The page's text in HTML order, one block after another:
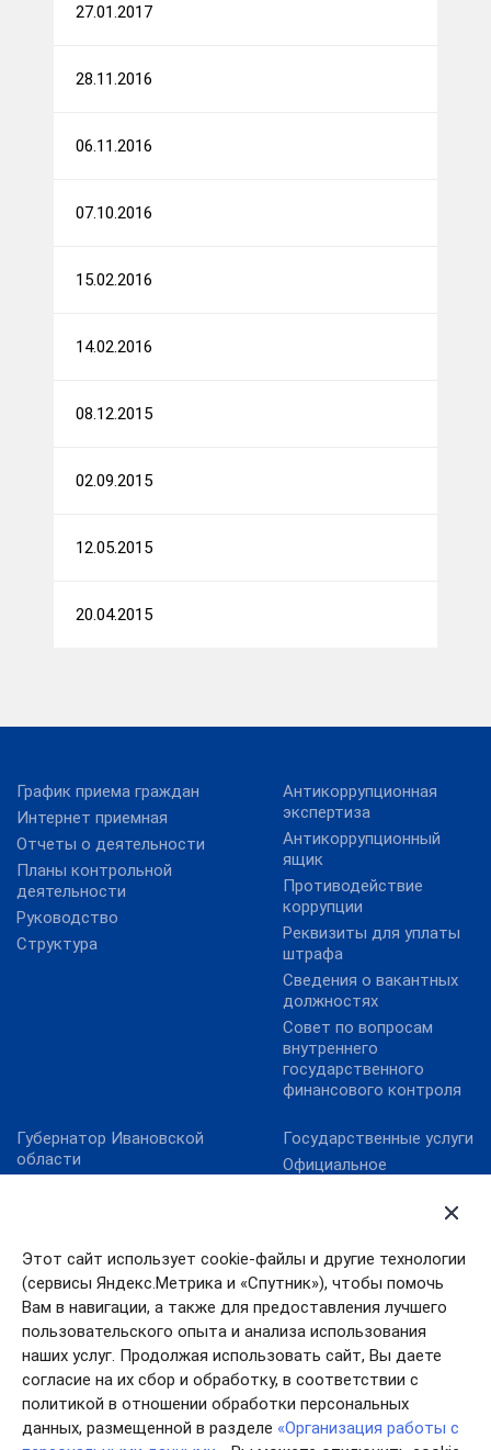
Этот сайт использует cookie-файлы и другие технологии
(сервисы Яндекс.Метрика и «Спутник»), чтобы помочь
Вам в навигации, а также для предоставления лучшего
пользовательского опыта и анализа использования
наших услуг. Продолжая использовать сайт, Вы даете
согласие на их сбор и обработку, в соответствии с
политикой в отношении обработки персональных
данных, размещенной в разделе «Организация работы с
27.01.2017
28.11.2016
06.11.2016
07.10.2016
15.02.2016
14.02.2016
08.12.2015
02.09.2015
12.05.2015
20.04.2015
График приема граждан
Интернет приемная
Отчеты о деятельности
Планы контрольной
деятельности
Руководство
Структура
Антикоррупционная
экспертиза
Антикоррупционный
ящик
Противодействие
коррупции
Реквизиты для уплаты
штрафа
Сведения о вакантных
должностях
Совет по вопросам
внутреннего
государственного
финансового контроля
Губернатор Ивановской
области
Правительство
Ивановской области
Правительство РФ
Президент РФ
Государственные услуги
Официальное
портал правовой
информации
Портал Работа в России
Электронный бюджет